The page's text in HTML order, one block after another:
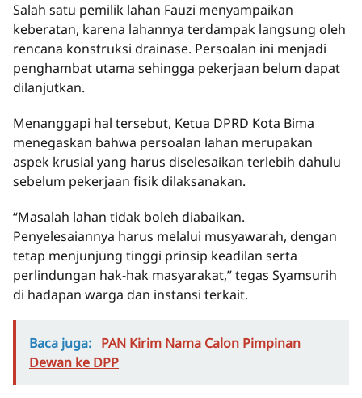
Salah satu pemilik lahan Fauzi menyampaikan
keberatan, karena lahannya terdampak langsung oleh
rencana konstruksi drainase. Persoalan ini menjadi
penghambat utama sehingga pekerjaan belum dapat
dilanjutkan.
Menanggapi hal tersebut, Ketua DPRD Kota Bima
menegaskan bahwa persoalan lahan merupakan
aspek krusial yang harus diselesaikan terlebih dahulu
sebelum pekerjaan fisik dilaksanakan.
“Masalah lahan tidak boleh diabaikan.
Penyelesaiannya harus melalui musyawarah, dengan
tetap menjunjung tinggi prinsip keadilan serta
perlindungan hak-hak masyarakat,” tegas Syamsurih
di hadapan warga dan instansi terkait.
Baca juga: PAN Kirim Nama Calon Pimpinan
Dewan ke DPP